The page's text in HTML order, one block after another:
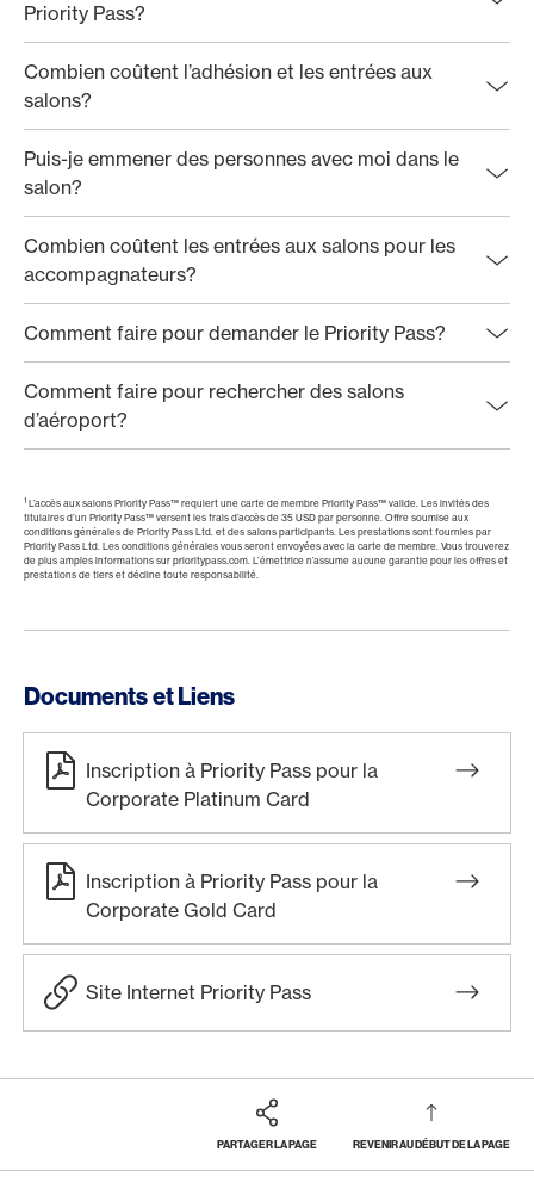
Priority Pass?
Combien coûtent l’adhésion et les entrées aux
salons?
Puis-je emmener des personnes avec moi dans le
salon?
Combien coûtent les entrées aux salons pour les
accompagnateurs?
Comment faire pour demander le Priority Pass?
Comment faire pour rechercher des salons
d’aéroport?
1 L’accès aux salons Priority Pass™ requiert une carte de membre Priority Pass™ valide. Les invités des
titulaires d’un Priority Pass™ versent les frais d’accès de 35 USD par personne. Offre soumise aux
conditions générales de Priority Pass Ltd. et des salons participants. Les prestations sont fournies par
Priority Pass Ltd. Les conditions générales vous seront envoyées avec la carte de membre. Vous trouverez
de plus amples informations sur prioritypass.com. L’émettrice n’assume aucune garantie pour les offres et
prestations de tiers et décline toute responsabilité.
Documents et Liens
Inscription à Priority Pass pour la
Corporate Platinum Card
Inscription à Priority Pass pour la
Corporate Gold Card
Site Internet Priority Pass
PARTAGER LA PAGE REVENIR AU DÉBUT DE LA PAGE